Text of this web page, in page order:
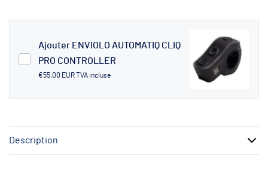
Ajouter ENVIOLO AUTOMATIQ CLIQ
PRO CONTROLLER
€55,00 EURTVA incluse
Description